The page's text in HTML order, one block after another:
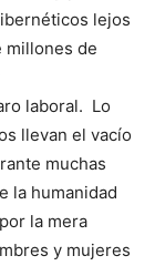
lejos
millones de
laboral. Lo
llevan el vacío
muchas
la humanidad
la mera
y mujeres